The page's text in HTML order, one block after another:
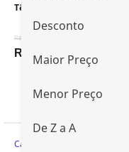
Maior Preço
Menor Preço
De Z a A
Desconto
Tênis Fila Ardenza Feminino
R$ 399,99
R$ 299
Casual